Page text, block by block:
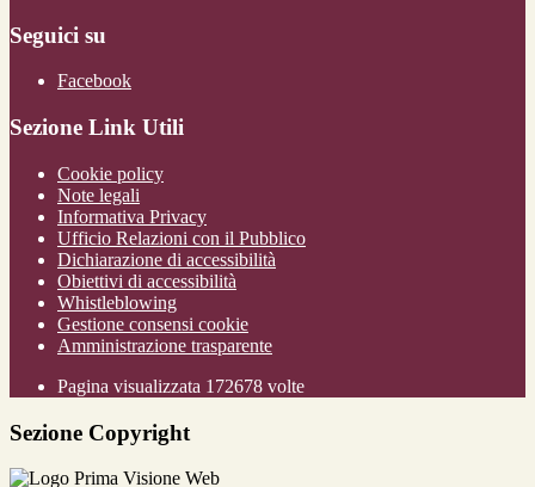
Seguici su
Facebook
Sezione Link Utili
Cookie policy
Note legali
Informativa Privacy
Ufficio Relazioni con il Pubblico
Dichiarazione di accessibilità
Obiettivi di accessibilità
Whistleblowing
Gestione consensi cookie
Amministrazione trasparente
Pagina visualizzata 172678 volte
Sezione Copyright